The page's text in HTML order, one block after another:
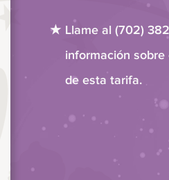
Llame al (702)
información
de esta tarifa.